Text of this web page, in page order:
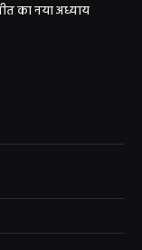
का नया अध्याय